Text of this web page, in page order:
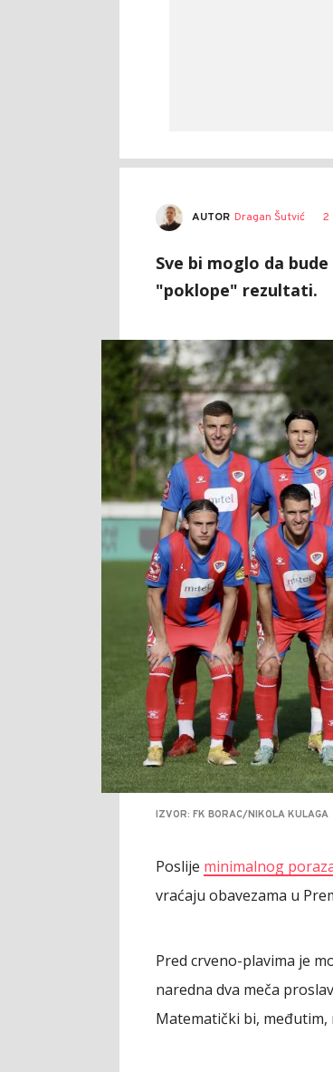
AUTOR Dragan Šutvić 2
Sve bi moglo da
"poklope" rezultati.
IZVOR: FK BORAC/NIKOLA KULAGA
Poslije minimalnog
vraćaju obavezama u
Pred crveno-plavima je
naredna dva meča
Matematički bi, međutim,